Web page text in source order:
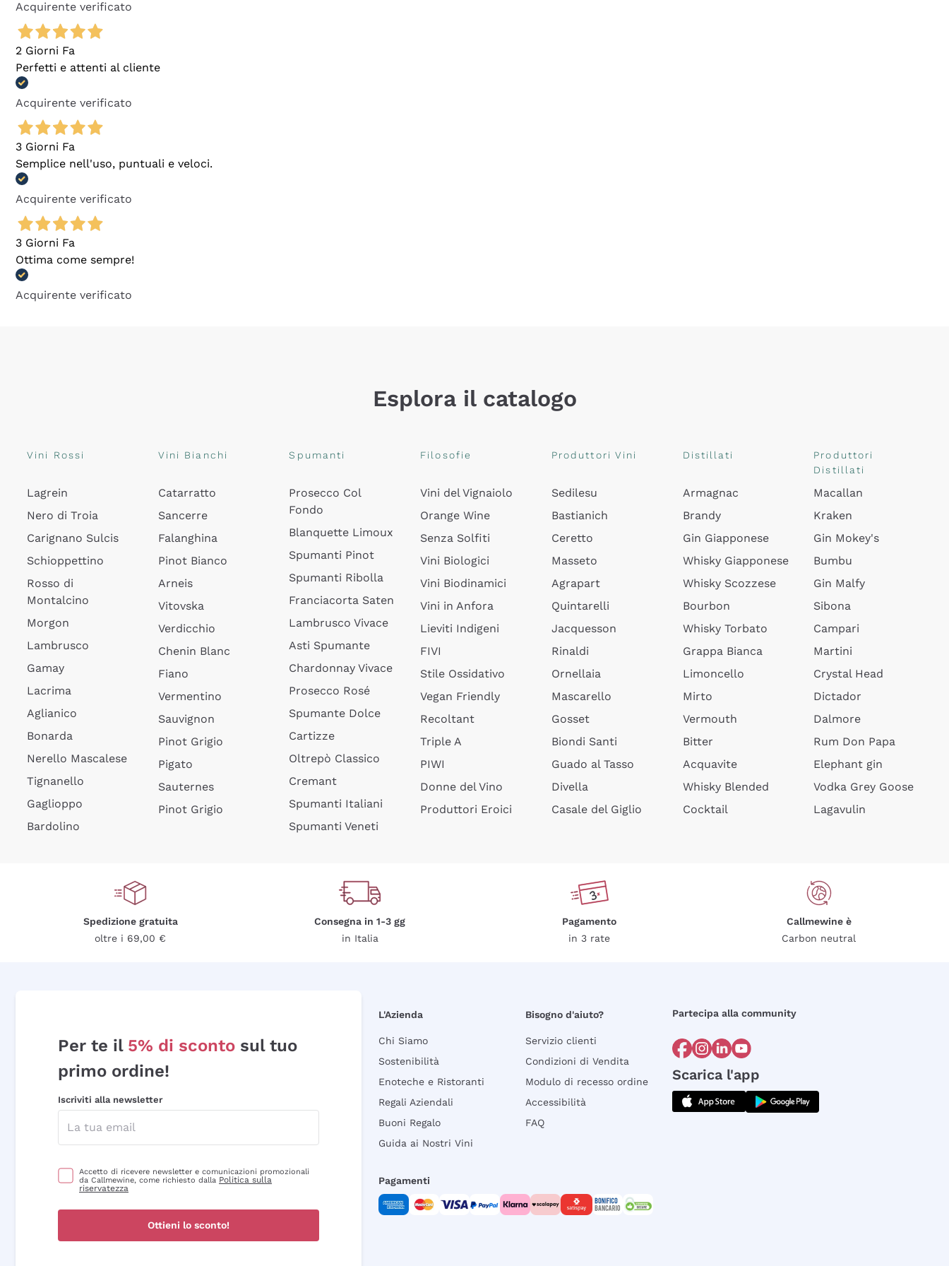
Acquirente verificato
2 Giorni Fa
Perfetti e attenti al cliente
Acquirente verificato
3 Giorni Fa
Semplice nell'uso, puntuali e veloci.
Acquirente verificato
3 Giorni Fa
Ottima come sempre!
Acquirente verificato
Esplora il catalogo
Vini Rossi
Lagrein
Nero di Troia
Carignano Sulcis
Schioppettino
Rosso di
Montalcino
Morgon
Lambrusco
Gamay
Lacrima
Aglianico
Bonarda
Nerello Mascalese
Tignanello
Gaglioppo
Bardolino
Vini Bianchi
Catarratto
Sancerre
Falanghina
Pinot Bianco
Arneis
Vitovska
Verdicchio
Chenin Blanc
Fiano
Vermentino
Sauvignon
Pinot Grigio
Pigato
Sauternes
Pinot Grigio
Spumanti
Prosecco Col
Fondo
Blanquette Limoux
Spumanti Pinot
Spumanti Ribolla
Franciacorta Saten
Lambrusco Vivace
Asti Spumante
Chardonnay Vivace
Prosecco Rosé
Spumante Dolce
Cartizze
Oltrepò Classico
Cremant
Spumanti Italiani
Spumanti Veneti
Filosofie
Vini del Vignaiolo
Orange Wine
Senza Solfiti
Vini Biologici
Vini Biodinamici
Vini in Anfora
Lieviti Indigeni
FIVI
Stile Ossidativo
Vegan Friendly
Recoltant
Triple A
PIWI
Donne del Vino
Produttori Eroici
Produttori Vini
Sedilesu
Bastianich
Ceretto
Masseto
Agrapart
Quintarelli
Jacquesson
Rinaldi
Ornellaia
Mascarello
Gosset
Biondi Santi
Guado al Tasso
Divella
Casale del Giglio
Distillati
Armagnac
Brandy
Gin Giapponese
Whisky Giapponese
Whisky Scozzese
Bourbon
Whisky Torbato
Grappa Bianca
Limoncello
Mirto
Vermouth
Bitter
Acquavite
Whisky Blended
Cocktail
Produttori
Distillati
Macallan
Kraken
Gin Mokey's
Bumbu
Gin Malfy
Sibona
Campari
Martini
Crystal Head
Dictador
Dalmore
Rum Don Papa
Elephant gin
Vodka Grey Goose
Lagavulin
Spedizione gratuita
oltre i 69,00 €
Consegna in 1-3 gg
in Italia
Pagamento
in 3 rate
Callmewine è
Carbon neutral
Per te il 5% di sconto sul tuo
primo ordine!
Iscriviti alla newsletter
Accetto di ricevere newsletter e comunicazioni promozionali
da Callmewine, come richiesto dalla Politica sulla
riservatezza
Ottieni lo sconto!
L'Azienda
Chi Siamo
Sostenibilità
Enoteche e Ristoranti
Regali Aziendali
Buoni Regalo
Guida ai Nostri Vini
Bisogno d'aiuto?
Servizio clienti
Condizioni di Vendita
Modulo di recesso ordine
Accessibilità
FAQ
Partecipa alla community
Scarica l'app
Pagamenti